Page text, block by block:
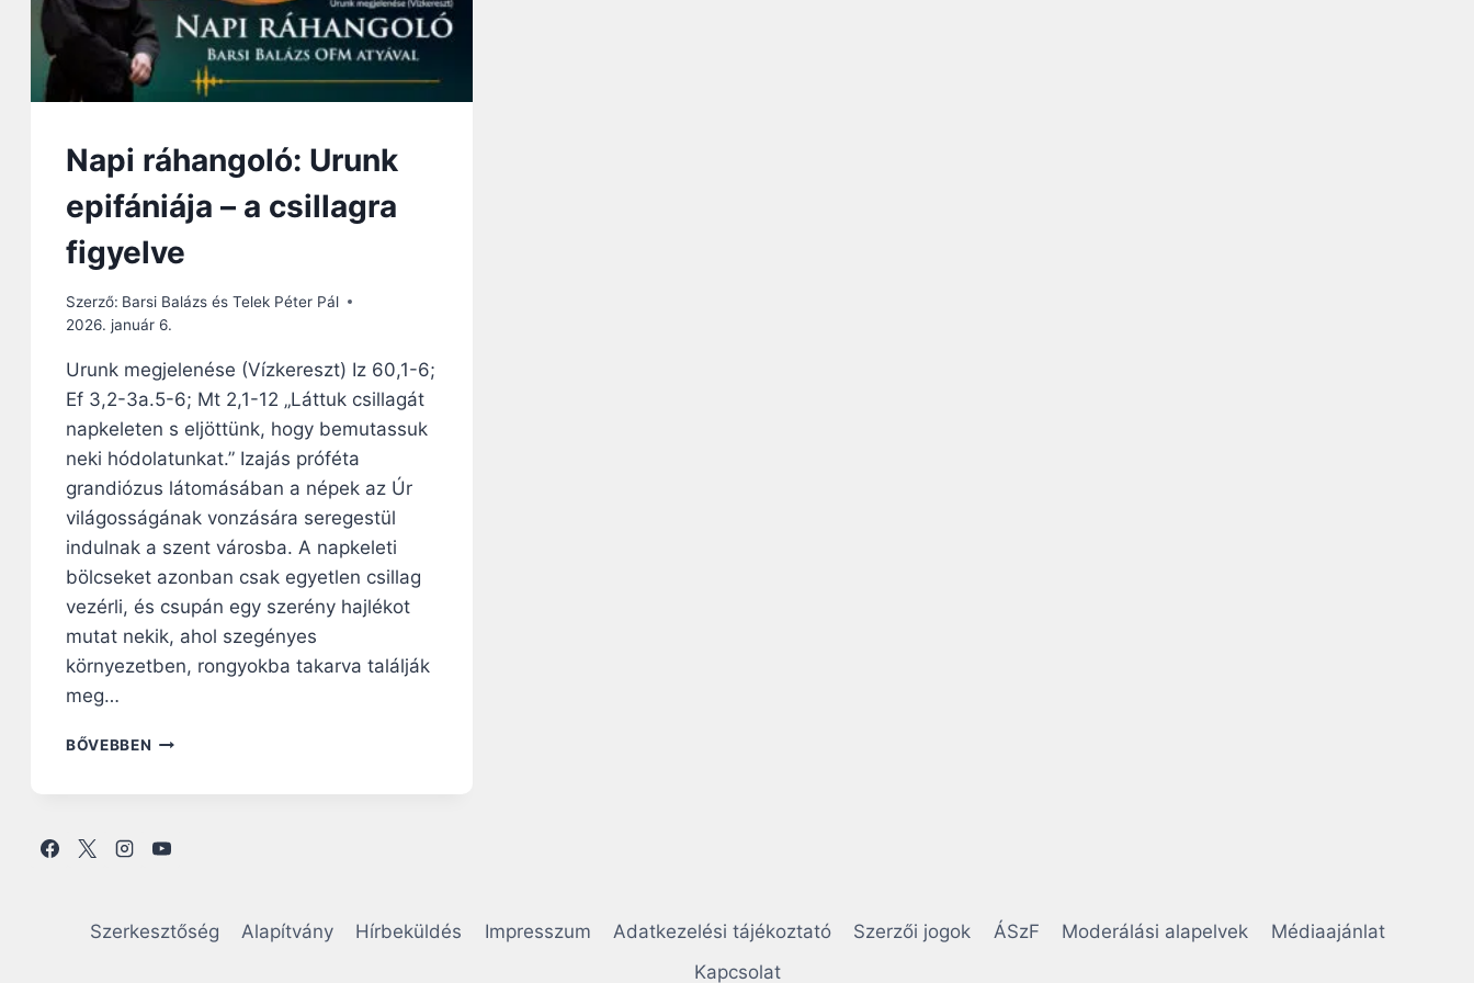
Napi ráhangoló: Urunk
epifániája – a csillagra
figyelve
Szerző: Barsi Balázs és Telek Péter Pál
2026. január 6.
Urunk megjelenése (Vízkereszt) Iz 60,1-6;
Ef 3,2-3a.5-6; Mt 2,1-12 „Láttuk csillagát
napkeleten s eljöttünk, hogy bemutassuk
neki hódolatunkat.” Izajás próféta
grandiózus látomásában a népek az Úr
világosságának vonzására seregestül
indulnak a szent városba. A napkeleti
bölcseket azonban csak egyetlen csillag
vezérli, és csupán egy szerény hajlékot
mutat nekik, ahol szegényes
környezetben, rongyokba takarva találják
meg…
BŐVEBBEN
Á
N
Szerkesztőség Alapítvány Hírbeküldés Impresszum Adatkezelési tájékoztató Szerzői jogok ÁSzF Moderálási alapelvek
Médiaajánlat
Kapcsolat